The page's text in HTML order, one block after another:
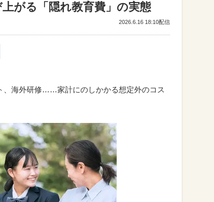
がる「隠れ教育費」の実態
2026.6.16 18:10配信
海外研修……家計にのしかかる想定外のコス